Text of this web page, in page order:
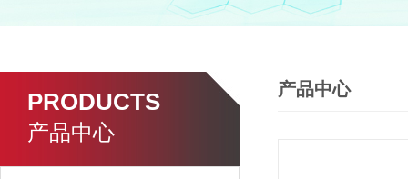
PRODUCTS
产品中心
产品中心